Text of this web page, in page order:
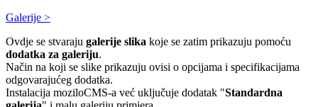
Galerije >
Ovdje se stvaraju galerije slika koje se zatim prikazuju pomoću
dodatka za galeriju.
Način na koji se slike prikazuju ovisi o opcijama i specifikacijama
odgovarajućeg dodatka.
Instalacija moziloCMS-a već uključuje dodatak "Standardna